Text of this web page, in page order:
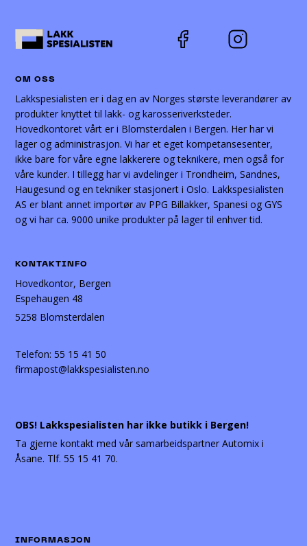
OM OSS
Lakkspesialisten er i dag en av Norges største leverandører av
produkter knyttet til lakk- og karosseriverksteder.
Hovedkontoret vårt er i Blomsterdalen i Bergen. Her har vi
lager og administrasjon. Vi har et eget kompetansesenter,
ikke bare for våre egne lakkerere og teknikere, men også for
våre kunder. I tillegg har vi avdelinger i Trondheim, Sandnes,
Haugesund og en tekniker stasjonert i Oslo. Lakkspesialisten
AS er blant annet importør av PPG Billakker, Spanesi og GYS
og vi har ca. 9000 unike produkter på lager til enhver tid.
KONTAKTINFO
Hovedkontor, Bergen
Espehaugen 48
5258 Blomsterdalen
Telefon:55 15 41 50
firmapost@lakkspesialisten.no
OBS! Lakkspesialisten har ikke butikk i Bergen!
Ta gjerne kontakt med vår samarbeidspartner Automix i
Åsane. Tlf. 55 15 41 70.
INFORMASJON